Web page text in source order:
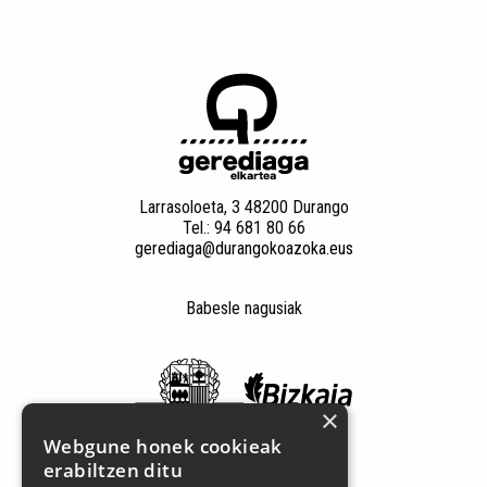
Larrasoloeta, 3 48200 Durango
Tel.: 94 681 80 66
gerediaga@durangokoazoka.eus
Babesle nagusiak
×
Webgune honek cookieak
erabiltzen ditu